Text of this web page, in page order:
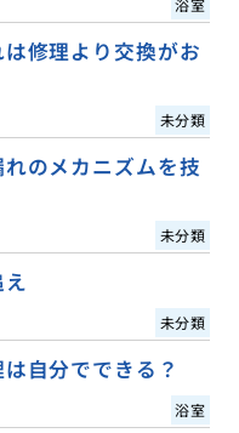
浴室
修理より交換がお
未分類
のメカニズムを技
未分類
未分類
自分でできる？
浴室